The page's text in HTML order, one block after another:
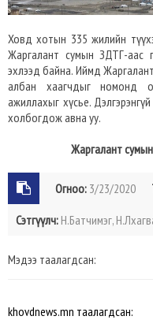
Ховд хотын 335 жилийн
Жаргалант сумын ЗДТГ-аас
эхлээд байна. Иймд
албан хаагчдыг номонд
ажиллахыг хүсье.
холбогдож авна уу.
Жаргалант
Огноо: 3/23/2020
Сэтгүүлч: Н.Батчимэг,
Мэдээ таалагдсан:
khovdnews.mn таалагдсан: